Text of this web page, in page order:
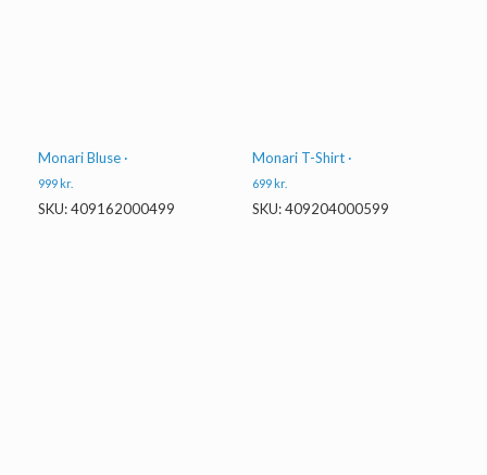
Monari Bluse ·
999 kr.
SKU: 409162000499
Monari T-Shirt ·
699 kr.
SKU: 409204000599